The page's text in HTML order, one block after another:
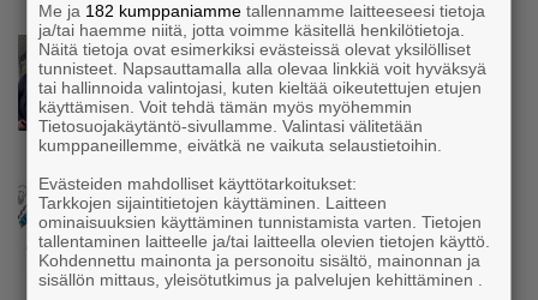
Uutinen
Parikkalassa toimii yhä liike, jollainen alkaa
olla muualla harvinaisuus – Yrittäjä Hilkka
Myllylä tuntee asiakkaidensa jalat kuin
omansa
Uutinen
Nämä yritykset nousivat AAA-luokkaan –
Katso lista
Me ja 182 kumppaniamme tallennamme laitteeseesi tietoja
ja/tai haemme niitä, jotta voimme käsitellä henkilötietoja.
Näitä tietoja ovat esimerkiksi evästeissä olevat yksilölliset
tunnisteet. Napsauttamalla alla olevaa linkkiä voit hyväksyä
tai hallinnoida valintojasi, kuten kieltää oikeutettujen etujen
käyttämisen. Voit tehdä tämän myös myöhemmin
Tietosuojakäytäntö-sivullamme. Valintasi välitetään
kumppaneillemme, eivätkä ne vaikuta selaustietoihin.
Evästeiden mahdolliset käyttötarkoitukset:
Tarkkojen sijaintitietojen käyttäminen. Laitteen
ominaisuuksien käyttäminen tunnistamista varten. Tietojen
tallentaminen laitteelle ja/tai laitteella olevien tietojen käyttö.
Kohdennettu mainonta ja personoitu sisältö, mainonnan ja
sisällön mittaus, yleisötutkimus ja palvelujen kehittäminen .